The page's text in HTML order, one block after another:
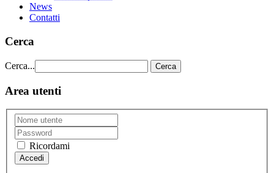
News
Contatti
Cerca
Cerca... Cerca
Area utenti
Ricordami